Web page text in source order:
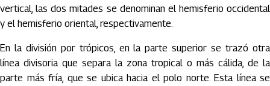
vertical, las dos mitades se denominan el hemisferio occidental
y el hemisferio oriental, respectivamente.
En la división por trópicos, en la parte superior se trazó otra
línea divisoria que separa la zona tropical o más cálida, de la
parte más fría, que se ubica hacia el polo norte. Esta línea se